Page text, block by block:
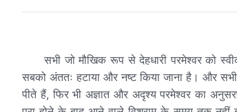
सभी जो मौखिक रूप से देहधारी परमेश्वर को
सबको अंततः हटाया और नष्ट किया जाना है। और
पीते हैं, फिर भी अज्ञात और अदृश्य परमेश्वर का